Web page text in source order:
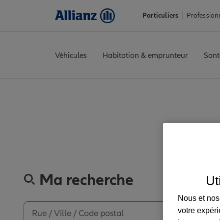
Particuliers
Véhicules Habitation & emprunteur
Découvrez les
Ma recherche
Nous et
votre